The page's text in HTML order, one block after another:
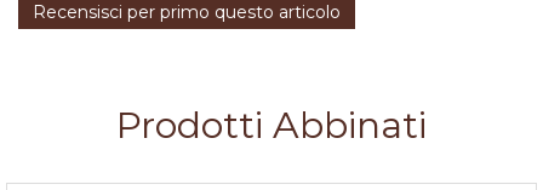
Recensisci per primo questo articolo
Prodotti Abbinati